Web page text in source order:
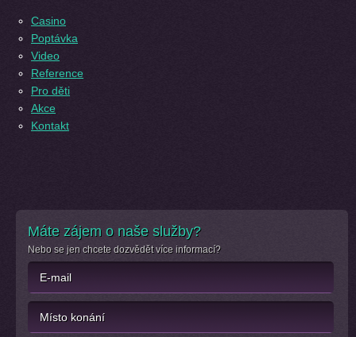
Casino
Poptávka
Video
Reference
Pro děti
Akce
Kontakt
Máte zájem o naše služby?
Nebo se jen chcete dozvědět více informací?